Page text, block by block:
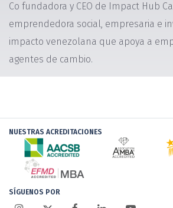
Co fundadora y CEO de Impact Hub
emprendedora social, empresaria e
impacto venezolana que apoya a
agentes de cambio.
NUESTRAS ACREDITACIONES
SÍGUENOS POR